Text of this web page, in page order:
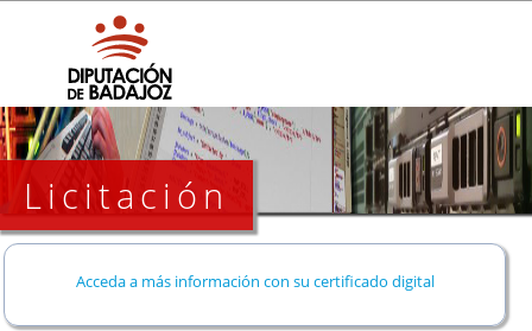
Licitación
Acceda a más información con su certificado digital